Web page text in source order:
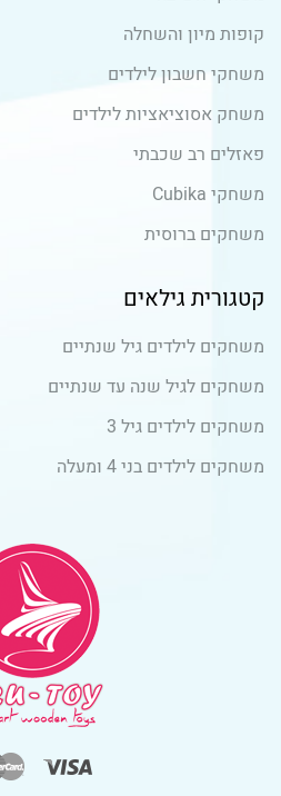
קופות מיון והשחלה
משחקי חשבון לילדים
משחק אסוציאציות לילדים
פאזלים רב שכבתי
משחקי Cubika
משחקים ברוסית
קטגורית גילאים
משחקים לילדים גיל שנתיים
משחקים לגיל שנה עד שנתיים
משחקים לילדים גיל 3
משחקים לילדים בני 4 ומעלה